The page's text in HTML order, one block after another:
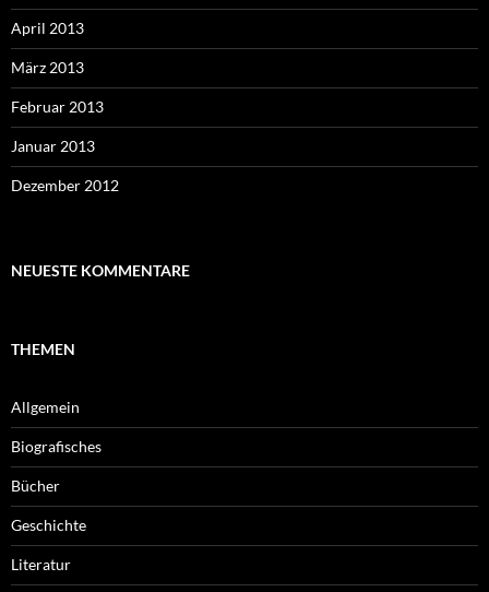
April 2013
März 2013
Februar 2013
Januar 2013
Dezember 2012
NEUESTE KOMMENTARE
THEMEN
Allgemein
Biografisches
Bücher
Geschichte
Literatur